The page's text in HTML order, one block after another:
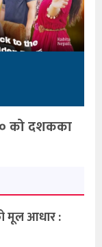
को दशकका
मूल आधार :